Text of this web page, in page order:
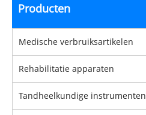
Producten
Medische verbruiksartikelen
Rehabilitatie apparaten
Tandheelkundige instrumenten